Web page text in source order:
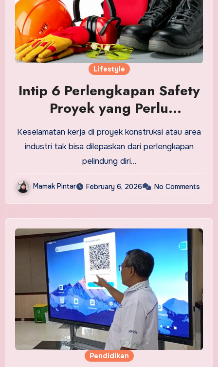
Lifestyle
Intip 6 Perlengkapan Safety
Proyek yang Perlu
Dilengkapi
Keselamatan kerja di proyek konstruksi atau area
industri tak bisa dilepaskan dari perlengkapan
pelindung diri…
Mamak Pintar February 6, 2026 No Comments
Pendidikan